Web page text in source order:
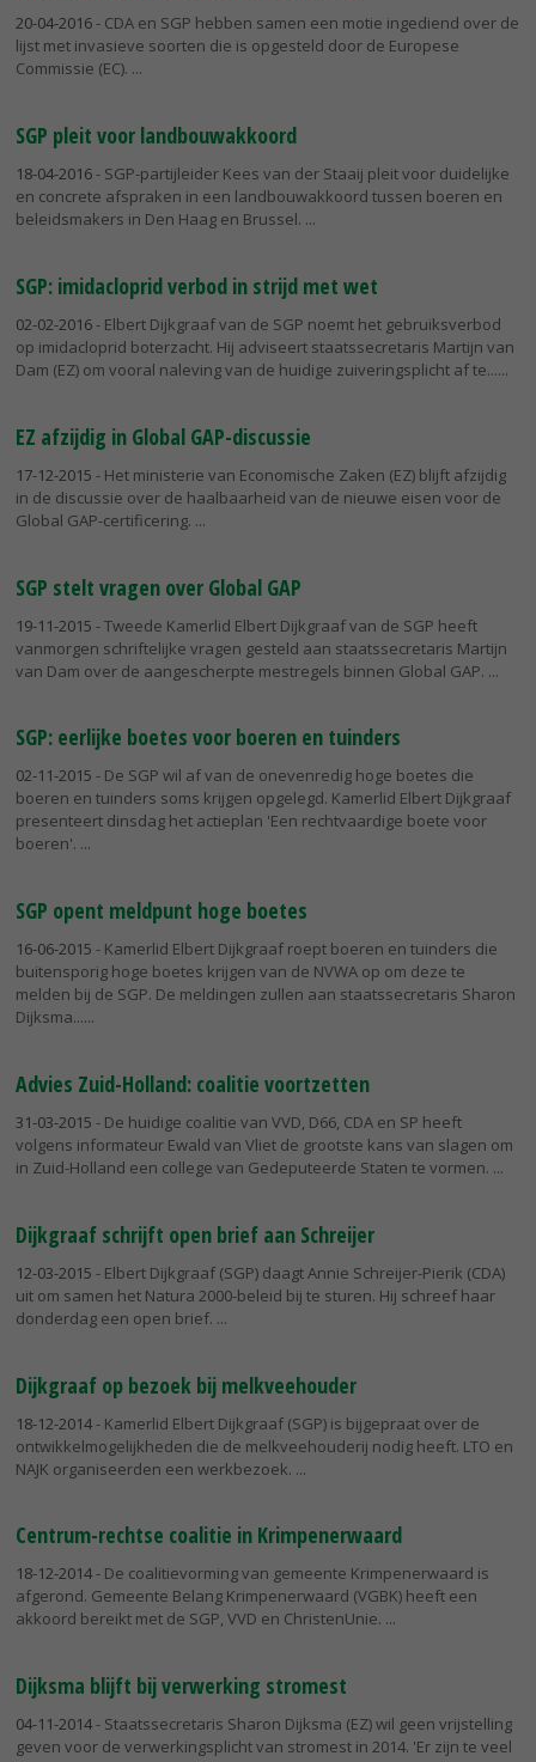
20-04-2016- CDA en SGP hebben samen een motie ingediend over de
lijst met invasieve soorten die is opgesteld door de Europese
Commissie (EC).
SGP pleit voor landbouwakkoord
18-04-2016- SGP-partijleider Kees van der Staaij pleit voor duidelijke
en concrete afspraken in een landbouwakkoord tussen boeren en
beleidsmakers in Den Haag en Brussel.
SGP: imidacloprid verbod in strijd met wet
02-02-2016- Elbert Dijkgraaf van de SGP noemt het gebruiksverbod
op imidacloprid boterzacht. Hij adviseert staatssecretaris Martijn van
Dam (EZ) om vooral naleving van de huidige zuiveringsplicht af te...
EZ afzijdig in Global GAP-discussie
17-12-2015 - Het ministerie van Economische Zaken (EZ) blijft afzijdig
in de discussie over de haalbaarheid van de nieuwe eisen voor de
Global GAP-certificering.
SGP stelt vragen over Global GAP
19-11-2015 - Tweede Kamerlid Elbert Dijkgraaf van de SGP heeft
vanmorgen schriftelijke vragen gesteld aan staatssecretaris Martijn
van Dam over de aangescherpte mestregels binnen Global GAP.
SGP: eerlijke boetes voor boeren en tuinders
02-11-2015 - De SGP wil af van de onevenredig hoge boetes die
boeren en tuinders soms krijgen opgelegd. Kamerlid Elbert Dijkgraaf
presenteert dinsdag het actieplan 'Een rechtvaardige boete voor
boeren'.
SGP opent meldpunt hoge boetes
16-06-2015 - Kamerlid Elbert Dijkgraaf roept boeren en tuinders die
buitensporig hoge boetes krijgen van de NVWA op om deze te
melden bij de SGP. De meldingen zullen aan staatssecretaris Sharon
Dijksma...
Advies Zuid-Holland: coalitie voortzetten
31-03-2015 - De huidige coalitie van VVD, D66, CDA en SP heeft
volgens informateur Ewald van Vliet de grootste kans van slagen om
in Zuid-Holland een college van Gedeputeerde Staten te vormen.
Dijkgraaf schrijft open brief aan Schreijer
12-03-2015 - Elbert Dijkgraaf (SGP) daagt Annie Schreijer-Pierik (CDA)
uit om samen het Natura 2000-beleid bij te sturen. Hij schreef haar
donderdag een open brief.
Dijkgraaf op bezoek bij melkveehouder
18-12-2014- Kamerlid Elbert Dijkgraaf (SGP) is bijgepraat over de
ontwikkelmogelijkheden die de melkveehouderij nodig heeft. LTO en
NAJK organiseerden een werkbezoek.
Centrum-rechtse coalitie in Krimpenerwaard
18-12-2014- De coalitievorming van gemeente Krimpenerwaard is
afgerond. Gemeente Belang Krimpenerwaard (VGBK) heeft een
akkoord bereikt met de SGP, VVD en ChristenUnie.
Dijksma blijft bij verwerking stromest
04-11-2014- Staatssecretaris Sharon Dijksma (EZ) wil geen vrijstelling
geven voor de verwerkingsplicht van stromest in 2014. 'Er zijn te veel